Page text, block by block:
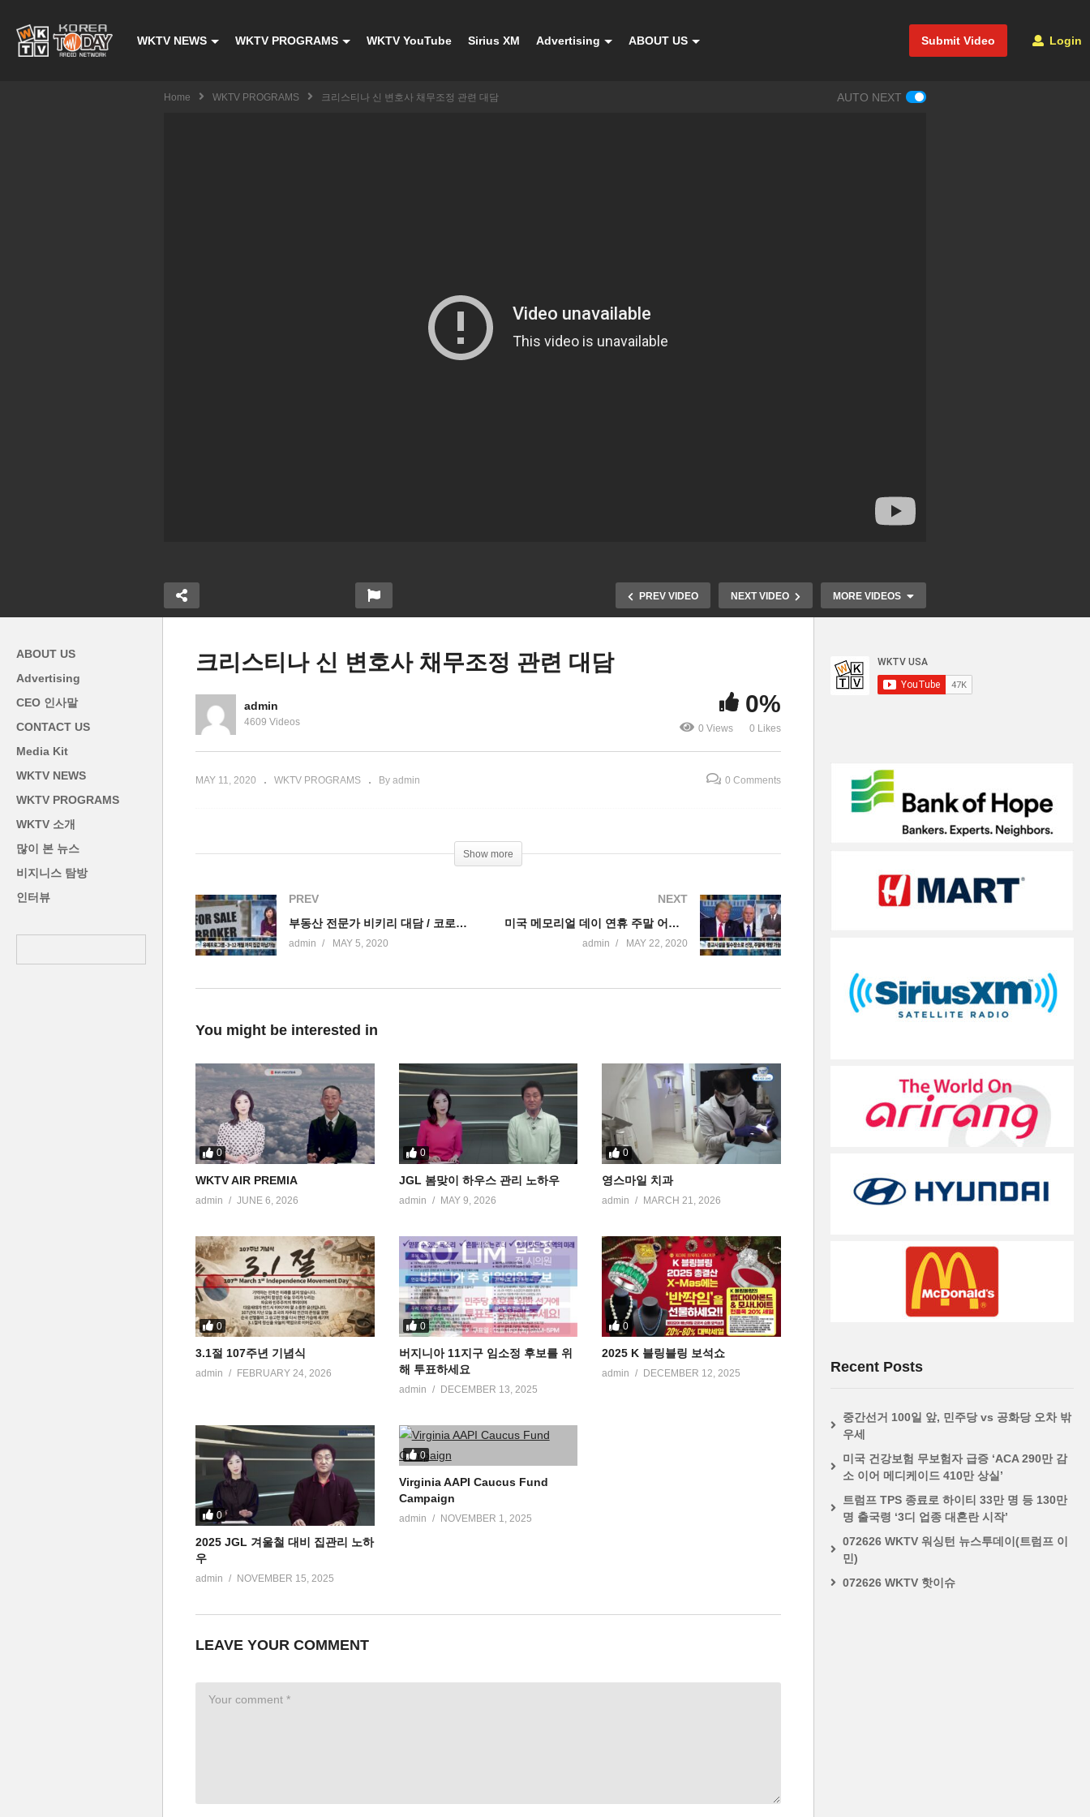
Submit Video Login
WKTV NEWS WKTV PROGRAMS WKTV YouTube Sirius XM Advertising ABOUT US
Home WKTV PROGRAMS 크리스티나 신 변호사 채무조정 관련 대담 AUTO NEXT
PREV VIDEO NEXT VIDEO MORE VIDEOS
사 이민국
페어팩스 카운티 센터빌 조지
플로이드 평화시위
대담 코로나 19 사태속 워싱턴
Fairfax Realty 김경아 리얼터
ABOUT US
Advertising
CEO 인사말
CONTACT US
Media Kit
WKTV NEWS
WKTV PROGRAMS
WKTV 소개
많이 본 뉴스
비지니스 탐방
인터뷰
크리스티나 신 변호사 채무조정 관련 대담
admin
4609 Videos
0%
0 Views 0 Likes
MAY 11, 2020 WKTV PROGRAMS By admin 0 Comments
Show more
PREV
부동산 전문가 비키리 대담 / 코로나 19 여파 주택 소유자 모기지납부 유예신청급증 방안은?
admin MAY 5, 2020
NEXT
미국 메모리얼 데이 연휴 주말 어디에 가고 어디에 못가나
admin MAY 22, 2020
You might be interested in
0
WKTV AIR PREMIA
admin JUNE 6, 2026
0
JGL 봄맞이 하우스 관리 노하우
admin MAY 9, 2026
0
영스마일 치과
admin MARCH 21, 2026
0
3.1절 107주년 기념식
admin FEBRUARY 24, 2026
0
버지니아 11지구 임소정 후보를 위
해 투표하세요
admin DECEMBER 13, 2025
0
2025 K 블링블링 보석쇼
admin DECEMBER 12, 2025
0
2025 JGL 겨울철 대비 집관리 노하
우
admin NOVEMBER 15, 2025
0
Virginia AAPI Caucus Fund
Campaign
admin NOVEMBER 1, 2025
LEAVE YOUR COMMENT
Recent Posts
중간선거 100일 앞, 민주당 vs 공화당 오차 밖
우세
미국 건강보험 무보험자 급증 ‘ACA 290만 감
소 이어 메디케이드 410만 상실’
트럼프 TPS 종료로 하이티 33만 명 등 130만
명 출국령 ‘3디 업종 대혼란 시작’
072626 WKTV 워싱턴 뉴스투데이(트럼프 이
민)
072626 WKTV 핫이슈